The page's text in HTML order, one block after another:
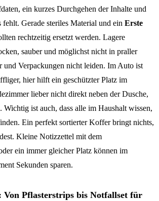
ein kurzes Durchgehen der Inhalte und
Gerade steriles Material und ein Erste
rechtzeitig ersetzt werden. Lagere
sauber und möglichst nicht in praller
und Verpackungen nicht leiden. Im Auto ist
hier hilft ein geschützter Platz im
lieber nicht direkt neben der Dusche,
Wichtig ist auch, dass alle im Haushalt wissen,
Ein perfekt sortierter Koffer bringt nichts,
Kleine Notizzettel mit dem
ein immer gleicher Platz können im
Sekunden sparen.
Von Pflasterstrips bis Notfallset für